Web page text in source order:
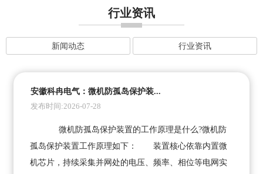
行业资讯
新闻动态 行业资讯
安徽科冉电气：微机防孤岛保护装...
发布时间:2026-07-28
微机防孤岛保护装置的工作原理是什么?微机防
孤岛保护装置工作原理如下： 装置核心依靠内置微
机芯片，持续采集并网处的电压、频率、相位等电网实